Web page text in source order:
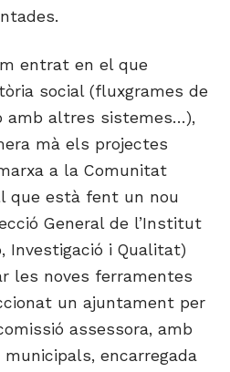
entrat en el que
social (fluxgrames de
amb altres sistemes…),
mà els projectes
a la Comunitat
que està fent un nou
General de l’Institut
Investigació i Qualitat)
les noves ferramentes
un ajuntament per
assessora, amb
encarregada